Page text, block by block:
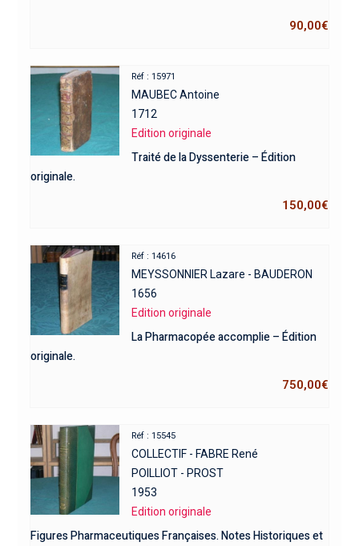
90,00€
Réf : 15971
MAUBEC Antoine
1712
Edition originale
Traité de la Dyssenterie – Édition
originale.
150,00€
Réf : 14616
MEYSSONNIER Lazare - BAUDERON
1656
Edition originale
La Pharmacopée accomplie – Édition
originale.
750,00€
Réf : 15545
COLLECTIF - FABRE René
POILLIOT - PROST
1953
Edition originale
Figures Pharmaceutiques Françaises. Notes Historiques et